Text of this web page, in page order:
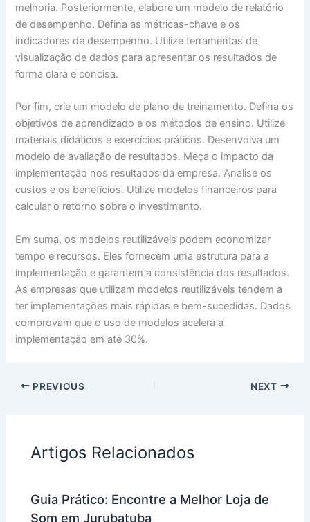
melhoria. Posteriormente, elabore um modelo de relatório
de desempenho. Defina as métricas-chave e os
indicadores de desempenho. Utilize ferramentas de
visualização de dados para apresentar os resultados de
forma clara e concisa.
Por fim, crie um modelo de plano de treinamento. Defina os
objetivos de aprendizado e os métodos de ensino. Utilize
materiais didáticos e exercícios práticos. Desenvolva um
modelo de avaliação de resultados. Meça o impacto da
implementação nos resultados da empresa. Analise os
custos e os benefícios. Utilize modelos financeiros para
calcular o retorno sobre o investimento.
Em suma, os modelos reutilizáveis podem economizar
tempo e recursos. Eles fornecem uma estrutura para a
implementação e garantem a consistência dos resultados.
As empresas que utilizam modelos reutilizáveis tendem a
ter implementações mais rápidas e bem-sucedidas. Dados
comprovam que o uso de modelos acelera a
implementação em até 30%.
PREVIOUS NEXT
Artigos Relacionados
Guia Prático: Encontre a Melhor Loja de
Som em Jurubatuba